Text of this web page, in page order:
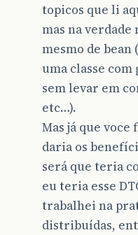
topicos que li
mas na verdade
mesmo de bean
uma classe
sem levar em
etc…).
Mas já que voce
daria os
será que teria
eu teria esse
trabalhei na
distribuídas,